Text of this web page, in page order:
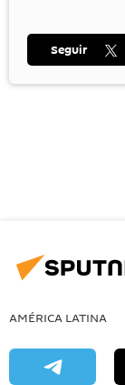
Seguir
AMÉRICA LATINA